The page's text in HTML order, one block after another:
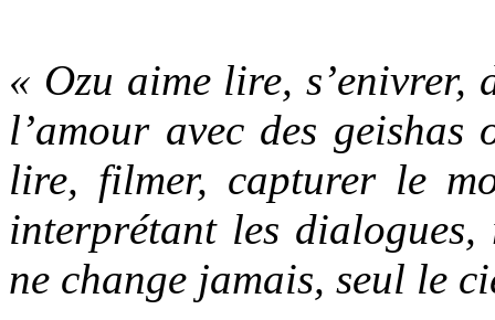
« Ozu aime lire, s’enivrer,
l’amour avec des geishas
lire, filmer, capturer le
interprétant les
ne change jamais, seul le